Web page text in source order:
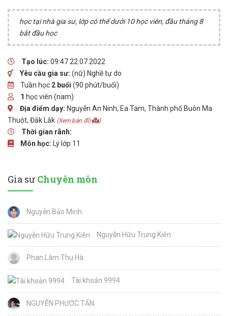
học tại nhà gia sư, lớp có thể dưới 10 học viên, đầu tháng 8
bắt đầu học
Tạo lúc: 09:47 22.07.2022
Yêu cầu gia sư: (nữ) Nghề tự do
Tuần học 2 buổi (90 phút/buổi)
1 học viên (nam)
Địa điểm dạy: Nguyễn An Ninh, Ea Tam, Thành phố Buôn Ma
Thuột, Đắk Lắk (Xem bản đồ )
Thời gian rãnh:
Môn học: Lý lớp 11
Gia sư Chuyên môn
Nguyễn Bảo Minh
Nguyễn Hữu Trung Kiên
Phan Lâm Thu Hà
Tài khoản 9994
NGUYỄN PHƯỚC TẤN